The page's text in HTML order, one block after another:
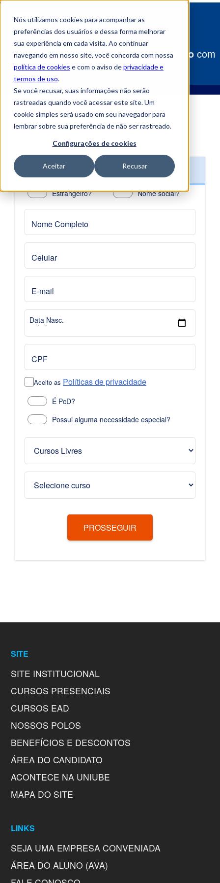
Nós utilizamos cookies para acompanhar as
preferências dos usuários e dessa forma melhorar
sua experiência em cada visita. Ao continuar
navegando em nosso site, você concorda com nossa
política de cookies e com o aviso deprivacidade e
termos de uso.
Se você recusar, suas informações não serão
rastreadas quando você acessar este site. Um
cookie simples será usado em seu navegador para
lembrar sobre sua preferência de não ser rastreado.
Configurações de cookies
Aceitar Recusar
Construaseu caminho para o sucesso com
a Uniube!
Estrangeiro? Nome social?
Nome Completo
Celular
E-mail
Data Nasc.
CPF
Aceito as Políticas de privacidade
É PcD?
Possui alguma necessidade especial?
PROSSEGUIR
SITE
SITE INSTITUCIONAL
CURSOS PRESENCIAIS
CURSOS EAD
NOSSOS POLOS
BENEFÍCIOS E DESCONTOS
ÁREA DO CANDIDATO
ACONTECE NA UNIUBE
MAPA DO SITE
LINKS
SEJA UMA EMPRESA CONVENIADA
ÁREA DO ALUNO (AVA)